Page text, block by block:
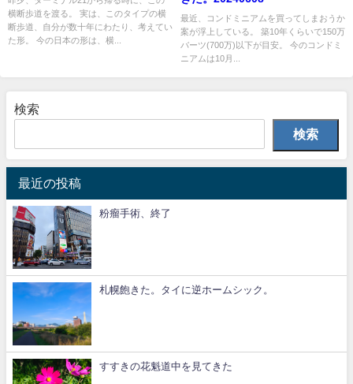
横断歩道を渡る。 実は、このタイプの横
断歩道、自分が数十年にわたり、考えてい
た形。 今の日本の形は、横...
最近、コンドミニアムを買ってしまおうか
案が浮上している。 築10年くらいで150万
バーツ(700万)以下が目安。 今のコンドミ
ニアムは10月...
検索
検索
最近の投稿
粉瘤手術、終了
札幌飽きた。タイに逆ホームシック。
すすきの花魁道中を見てきた